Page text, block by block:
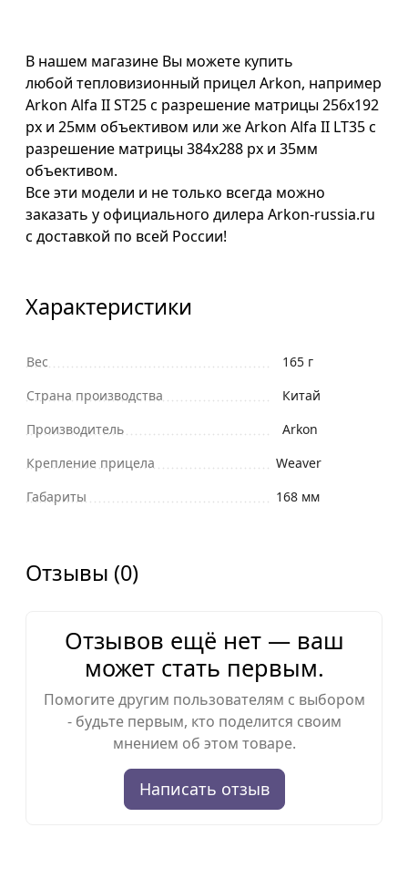
В нашем магазине Вы можете купить
любой тепловизионный прицел Arkon, например
Arkon Alfa II ST25с разрешение матрицы 256x192
px и 25мм объективом или же Arkon Alfa II LT35 с
разрешение матрицы 384x288 px и 35мм
объективом.
Все эти модели и не только всегда можно
заказать у официального дилера Arkon-russia.ru
с доставкой по всей России!
Характеристики
Вес
165 г
Страна производства
Китай
Производитель
Arkon
Крепление прицела
Weaver
Габариты
168 мм
Отзывы (0)
Отзывов ещё нет — ваш
может стать первым.
Помогите другим пользователям с выбором
- будьте первым, кто поделится своим
мнением об этом товаре.
Написать отзыв